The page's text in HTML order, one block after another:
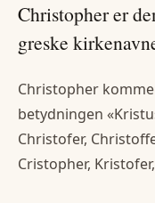
Christopher er
greske
Christopher
betydningen
Christofer,
Cristopher,